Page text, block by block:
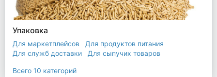
Упаковка
Для маркетплейсов
Для продуктов питания
Для служб доставки
Для сыпучих товаров
Промышленная упаковка
Всего 10 категорий